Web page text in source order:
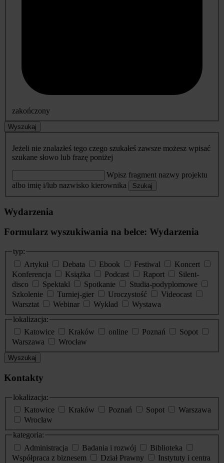
zakończony
Wyszukaj
Jeżeli nie znalazłeś tego czego szukałeś zawsze możesz wpisać
szukane słowo lub frazę poniżej
Wpisz fragment nazwy projektu
albo imię i/lub nazwisko kierownika
Szukaj
Wydarzenia
Formularz wyszukiwania na belce: Wydarzenia
typ:
Artykuł
Debata Ebook Festiwal
Koncert
Konferencja
Książka Podcast Raport
Silent-
disco
Spektakl Spotkanie
Studia-podyplomowe
Szkolenie
Turniej-gier Uroczystość
Videocast
Warsztat
Webinar Wykład
Wystawa
lokalizacja:
Katowice
Kraków online Poznań
Sopot
Warszawa
Wrocław
Wyszukaj
Kontakty
lokalizacja:
Katowice
Kraków Poznań Sopot
Warszawa
Wrocław
kategoria:
Administracja
Badania i rozwój
Biblioteka
Współpraca z biznesem
Dział Prawny
Instytuty i centra